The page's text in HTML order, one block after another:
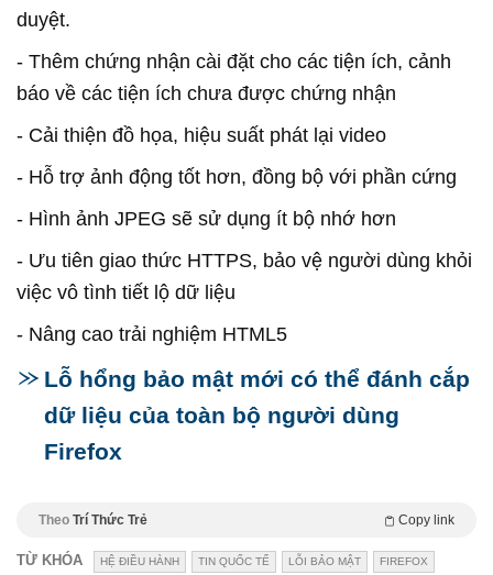
duyệt.
- Thêm chứng nhận cài đặt cho các tiện ích, cảnh
báo về các tiện ích chưa được chứng nhận
- Cải thiện đồ họa, hiệu suất phát lại video
- Hỗ trợ ảnh động tốt hơn, đồng bộ với phần cứng
- Hình ảnh JPEG sẽ sử dụng ít bộ nhớ hơn
- Ưu tiên giao thức HTTPS, bảo vệ người dùng khỏi
việc vô tình tiết lộ dữ liệu
- Nâng cao trải nghiệm HTML5
Lỗ hổng bảo mật mới có thể đánh cắp
dữ liệu của toàn bộ người dùng
Firefox
Theo Trí Thức Trẻ Copy link
TỪ KHÓA HỆ ĐIỀU HÀNH TIN QUỐC TẾ LỖI BẢO MẬT FIREFOX